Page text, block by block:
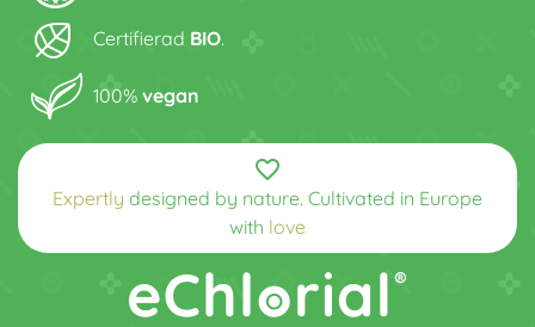
Certifierad BIO.
100% vegan
favorite_border
Expertly designed by nature. Cultivated in Europe
with love